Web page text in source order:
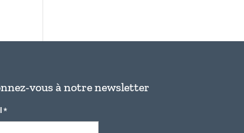
vous à notre newsletter
*